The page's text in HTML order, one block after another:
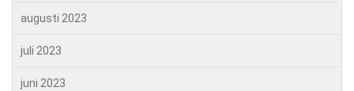
augusti 2023
juli 2023
juni 2023